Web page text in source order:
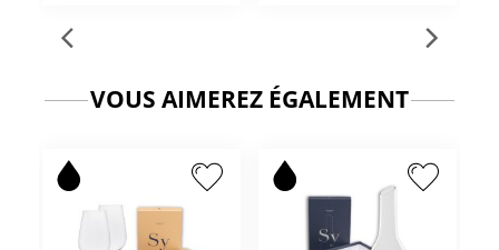
VOUS AIMEREZ ÉGALEMENT